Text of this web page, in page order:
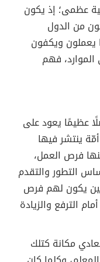
عظمى؛ إذ يكون
من الدول
يعملون ويكفون
فهم
عظيمًا يعود على
ينتشر فيها
فرص العمل،
التطور والتقدم
يكون لهم فرص
الترفع والزيادة
مكانة كتلك